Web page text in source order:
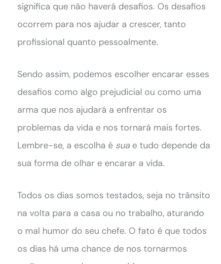
significa que não haverá desafios. Os desafios
ocorrem para nos ajudar a crescer, tanto
profissional quanto pessoalmente.
Sendo assim, podemos escolher encarar esses
desafios como algo prejudicial ou como uma
arma que nos ajudará a enfrentar os
problemas da vida e nos tornará mais fortes.
Lembre-se, a escolha é suae tudo depende da
sua forma de olhar e encarar a vida.
Todos os dias somos testados, seja no trânsito
na volta para a casa ou no trabalho, aturando
o mal humor do seu chefe. O fato é que todos
os dias há uma chance de nos tornarmos